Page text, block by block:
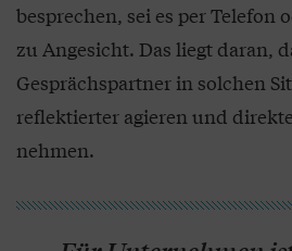
besprechen, sei es per Telefon
zu Angesicht. Das liegt daran,
Gesprächspartner in solchen
reflektierter agieren und
nehmen.